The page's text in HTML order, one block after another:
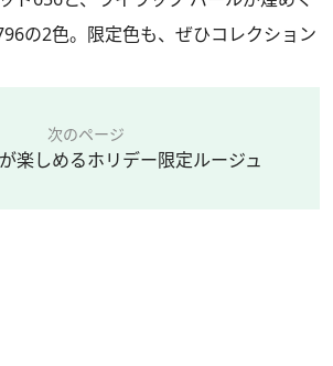
の2色。限定色も、ぜひコレクション
次のページ
楽しめるホリデー限定ルージュ